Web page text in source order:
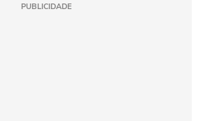
PUBLICIDADE